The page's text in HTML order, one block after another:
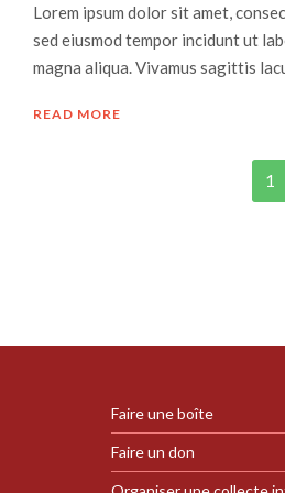
Lorem ipsum dolor sit amet,
sed eiusmod tempor incidunt ut
magna aliqua. Vivamus sagittis
READ MORE
1
Faire une boîte
Faire un don